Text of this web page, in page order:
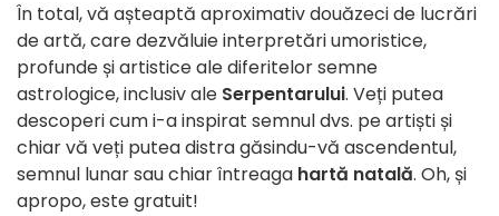
În total, vă așteaptă aproximativ douăzeci de lucrări
de artă, care dezvăluie interpretări umoristice,
profunde și artistice ale diferitelor semne
astrologice, inclusiv ale Serpentarului. Veți putea
descoperi cum i-a inspirat semnul dvs. pe artiști și
chiar vă veți putea distra găsindu-vă ascendentul,
semnul lunar sau chiar întreaga hartă natală. Oh, și
apropo, este gratuit!